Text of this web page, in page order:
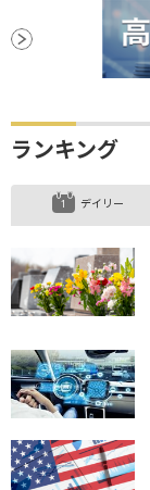
ランキング
デイリー